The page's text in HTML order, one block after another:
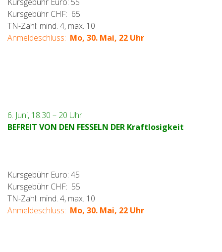
Kursgebühr CHF: 65
TN-Zahl: mind. 4, max. 10
Anmeldeschluss: Mo, 30. Mai, 22 Uhr
6. Juni, 18.30 – 20 Uhr
BEFREIT VON DEN FESSELN DER Kraftlosigkeit
Kursgebühr Euro: 45
Kursgebühr CHF: 55
TN-Zahl: mind. 4, max. 10
Anmeldeschluss: Mo, 30. Mai, 22 Uhr